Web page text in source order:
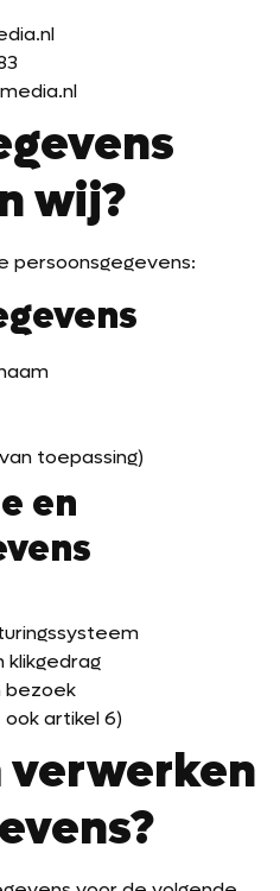
wij?
persoonsgegevens:
toepassing)
en
klikgedrag
bezoek
artikel 6)
verwerken